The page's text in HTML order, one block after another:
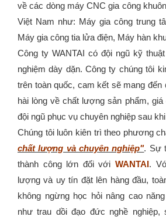
về các dòng máy CNC gia công
Việt Nam như: Máy gia công trung
Máy gia công tia lửa điện, Máy hàn
Công ty WANTAI có đội ngũ kỹ
nghiệm dày dặn.Công ty chúng tôi
trên toàn quốc, cam kết sẽ mang
hài lòng về chất lượng sản phẩm,
đội ngũ phục vụ chuyên nghiệp sau
Chúng tôi luôn kiên trì theo phương
chất lượng và chuyên nghiệp". Sự
thành công lớn đối với WANTAI.
lượng và uy tín đặt lên hàng đầu,
không ngừng học hỏi nâng cao
như trau dồi đạo đức nghề nghiệp,